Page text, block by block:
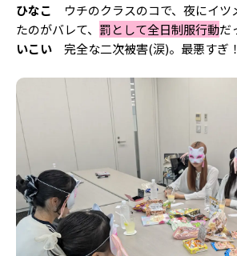
ひなこ ウチのクラスのコで、夜にイツ
たのがバレて、 罰として全日制服行動だ
いこい 完全な二次被害(涙)。最悪すぎ！